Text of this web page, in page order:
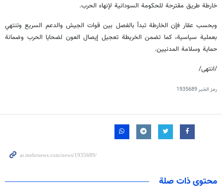
خارطة طريق مقترحة للحكومة السودانية لإنهاء الحرب.
وبحسب عقار فإن الخارطة تبدأ بالفصل بين قوات الجيش والدعم السريع وتنتهي
بعملية سياسية، كما تضمن الخريطة تعجيل إيصال العون لضحايا الحرب وضمانة
حماية وسلامة المدنيين.
/انتهى/
رمز الخبر1935689
محتوى ذات صلة